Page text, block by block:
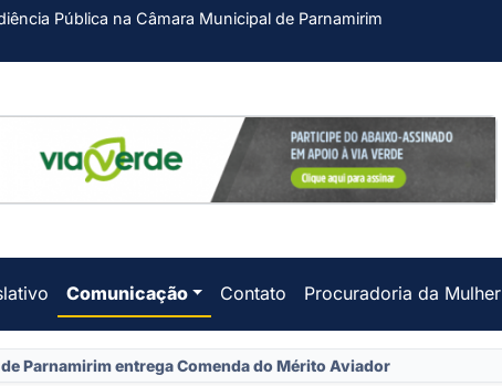
Pública na Câmara Municipal de Parnamirim
Comunicação Contato Procuradoria da Mulher
Parnamirim entrega Comenda do Mérito Aviador